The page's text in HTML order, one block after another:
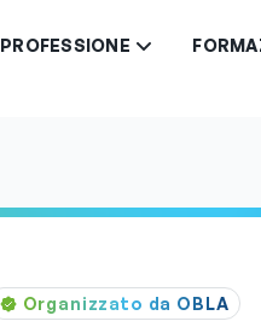
PROFESSIONE
Organizzato da OBLA